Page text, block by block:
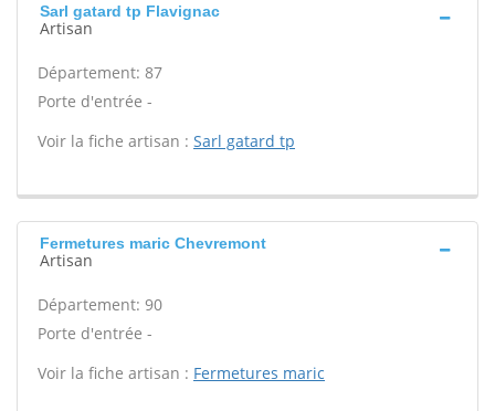
Sarl gatard tp Flavignac
Artisan
Département: 87
Porte d'entrée -
Voir la fiche artisan : Sarl gatard tp
Fermetures maric Chevremont
Artisan
Département: 90
Porte d'entrée -
Voir la fiche artisan : Fermetures maric